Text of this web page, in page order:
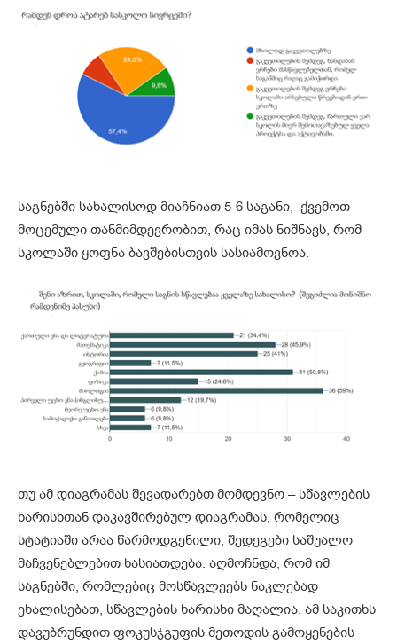
საგნებში სახალისოდ მიაჩნიათ 5-6 საგანი, ქვემოთ
მოცემული თანმიმდევრობით, რაც იმას ნიშნავს, რომ
სკოლაში ყოფნა ბავშებისთვის სასიამოვნოა.
თუ ამ დიაგრამას შევადარებთ მომდევნო – სწავლების
ხარისხთან დაკავშირებულ დიაგრამას, რომელიც
სტატიაში არაა წარმოდგენილი, შედეგები საშუალო
მაჩვენებლებით ხასიათდება. აღმოჩნდა, რომ იმ
საგნებში, რომლებიც მოსწავლეებს ნაკლებად
ეხალისებათ, სწავლების ხარისხი მაღალია. ამ საკითხს
დავუბრუნდით ფოკუსჯგუფის მეთოდის გამოყენების